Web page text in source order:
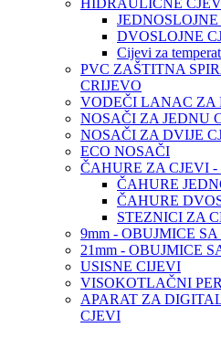
HIDRAULIČNE CJEVI
DVOSLOJNE
Cijevi za
PVC ZAŠTITNA
CRIJEVO
VODEČI LANAC ZA
NOSAČI ZA JEDNU
NOSAČI ZA DVIJE
ECO NOSAČI
ČAHURE ZA CJEVI -
ČAHURE
ČAHURE
STEZNICI ZA
9mm - OBUJMICE
21mm - OBUJMICE
USISNE CIJEVI
VISOKOTLAČNI
APARAT ZA
CJEVI